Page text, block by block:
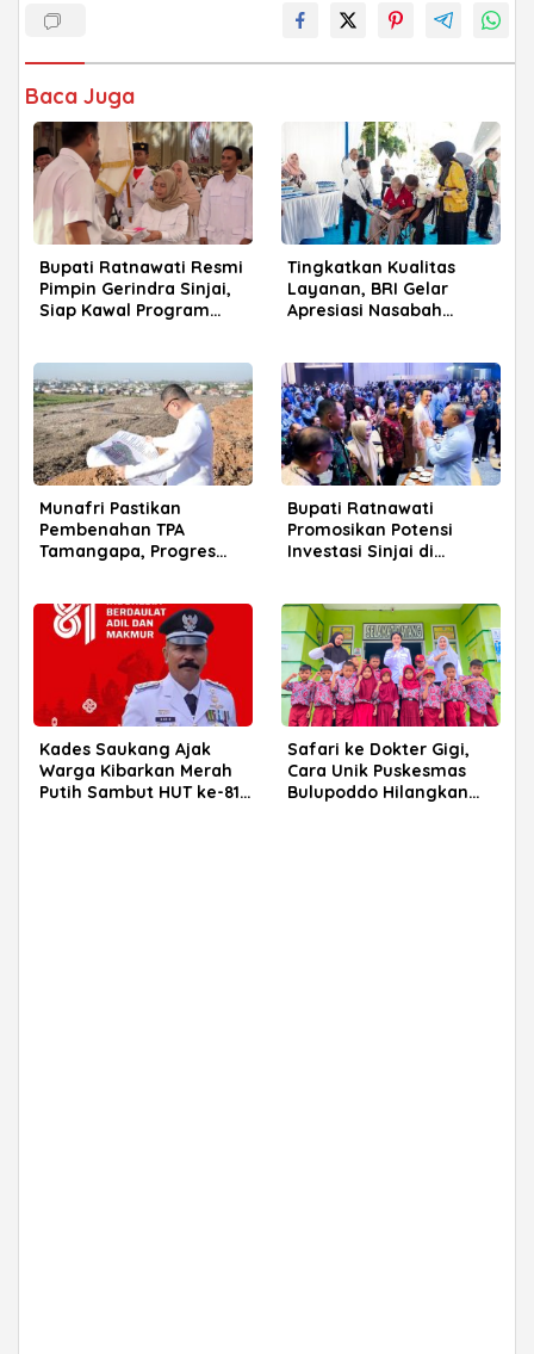
Baca Juga
Bupati Ratnawati Resmi
Pimpin Gerindra Sinjai,
Siap Kawal Program
Tingkatkan Kualitas
Layanan, BRI Gelar
Apresiasi Nasabah
Munafri Pastikan
Pembenahan TPA
Tamangapa, Progres
Bupati Ratnawati
Promosikan Potensi
Investasi Sinjai di
Kades Saukang Ajak
Warga Kibarkan Merah
Putih Sambut HUT ke-81
Safari ke Dokter Gigi,
Cara Unik Puskesmas
Bulupoddo Hilangkan